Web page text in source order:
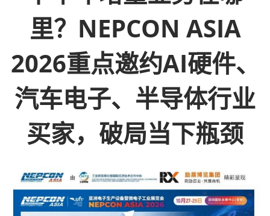
里？NEPCON ASIA
2026重点邀约AI硬件、
汽车电子、半导体行业
买家，破局当下瓶颈